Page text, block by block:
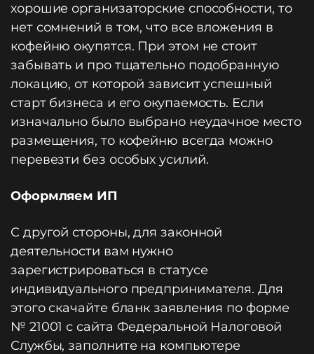
хорошие организаторские способности, то
нет сомнений в том, что все вложения в
кофейню окупятся. При этом не стоит
забывать и про тщательно подобранную
локацию, от которой зависит успешный
старт бизнеса и его окупаемость. Если
изначально было выбрано неудачное место
размещения, то кофейню всегда можно
перевезти без особых усилий.
Оформляем ИП
С другой стороны, для законной
деятельности вам нужно
зарегистрироваться в статусе
индивидуального предпринимателя. Для
этого скачайте бланк заявления по форме
№ 21001 с сайта Федеральной Налоговой
Службы, заполните на компьютере